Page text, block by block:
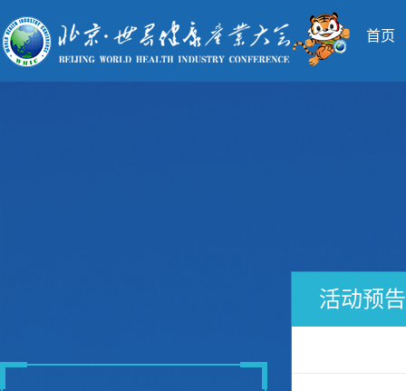
首页
活动预告